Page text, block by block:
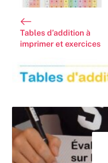
Tables d’addition à
imprimer et exercices